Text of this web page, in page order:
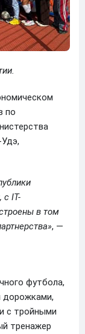
по
с IT-
в том
, —
футбола,
дорожками,
с тройными
тренажер